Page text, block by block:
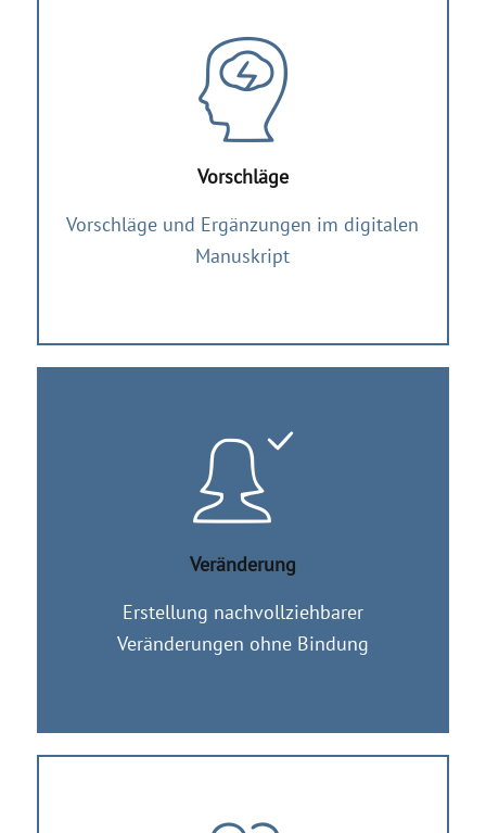
Vorschläge
Vorschläge und Ergänzungen im digitalen
Manuskript
Veränderung
Erstellung nachvollziehbarer
Veränderungen ohne Bindung